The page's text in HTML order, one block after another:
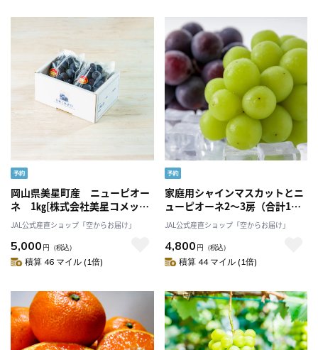
岡山県美星町産 ニューピオー
ネ 1㎏[株式会社美星コメット
ファーム]
JAL公式産直ショップ「空からお届け」
5,000 円 （税込）
積算 46 マイル (1倍)
家庭用シャインマスカットとニ
ューピオーネ2～3房（合計1㎏
前後）[たけまさぶどう園]
JAL公式産直ショップ「空からお届け」
4,800 円 （税込）
積算 44 マイル (1倍)